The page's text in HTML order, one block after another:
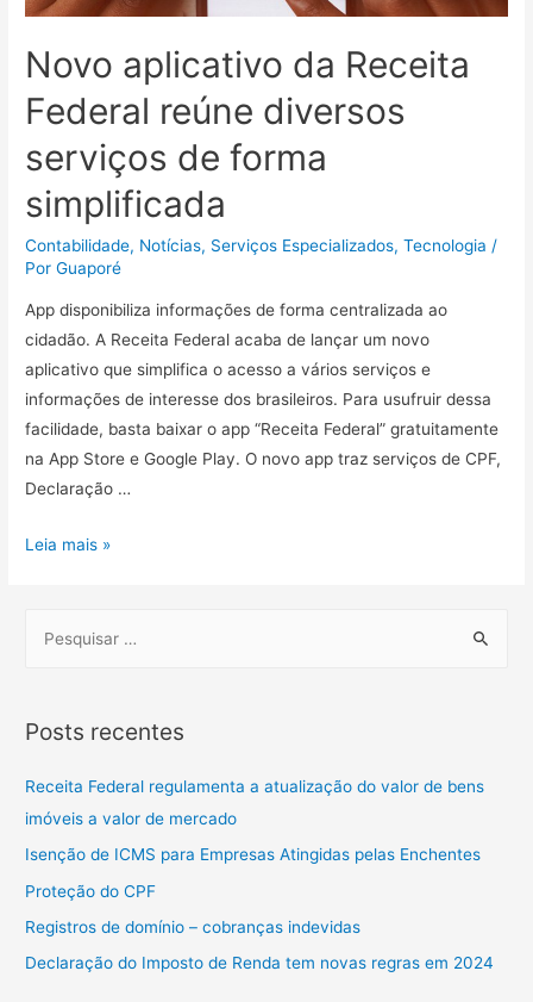
Novo aplicativo da Receita
Federal reúne diversos
serviços de forma
simplificada
Contabilidade, Notícias, Serviços Especializados,Tecnologia /
PorGuaporé
App disponibiliza informações de forma centralizada ao
cidadão. A Receita Federal acaba de lançar um novo
aplicativo que simplifica o acesso a vários serviços e
informações de interesse dos brasileiros. Para usufruir dessa
facilidade, basta baixar o app “Receita Federal” gratuitamente
na App Store e Google Play. O novo app traz serviços de CPF,
Declaração …
Leia mais »
Posts recentes
Receita Federal regulamenta a atualização do valor de bens
imóveis a valor de mercado
Isenção de ICMS para Empresas Atingidas pelas Enchentes
Proteção do CPF
Registros de domínio – cobranças indevidas
Declaração do Imposto de Renda tem novas regras em 2024